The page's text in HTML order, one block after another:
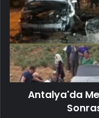
Antalya'da